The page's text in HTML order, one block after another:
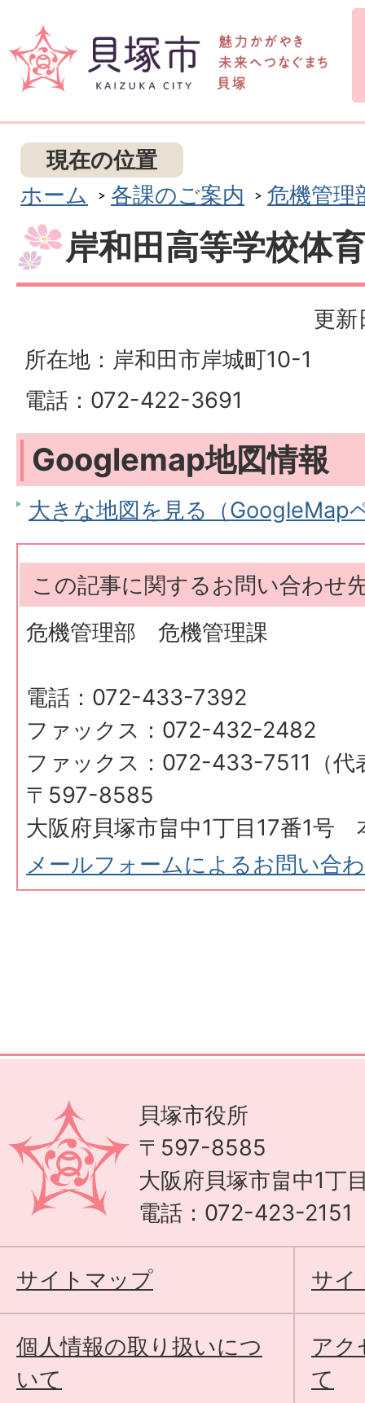
現在の位置
ホーム
各課のご案内 危機管理
岸和田高等学校体
更新
所在地：岸和田市岸城町10-1
電話：072-422-3691
Googlemap地図情報
大きな地図を見る（GoogleMap
この記事に関するお問い合わせ
危機管理部 危機管理課
電話：072-433-7392
ファックス：072-432-2482
ファックス：072-433-7511（代
〒597-8585
大阪府貝塚市畠中1丁目17番1号
メールフォームによるお問い合
貝塚市役所
〒597-8585
大阪府貝塚市畠中1丁
電話：072-423-2151
サイトマップ サイ
個人情報の取り扱いにつ
いて
アク
て